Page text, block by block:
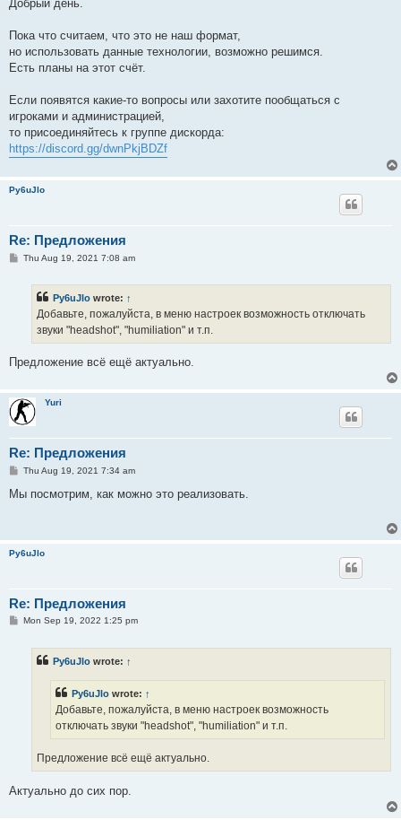
Добрый день.
Пока что считаем, что это не наш формат,
но использовать данные технологии, возможно решимся.
Есть планы на этот счёт.
Если появятся какие-то вопросы или захотите пообщаться с
игроками и администрацией,
то присоединяйтесь к группе дискорда:
https://discord.gg/dwnPkjBDZf
Py6uJlo
Re: Предложения
PThu Aug 19, 2021 7:08 am
Py6uJlo wrote: ↑
Добавьте, пожалуйста, в меню настроек возможность отключать
звуки "headshot", "humiliation" и т.п.
Предложение всё ещё актуально.
Yuri
Re: Предложения
P
s
Thu Aug 19, 2021 7:34 am
Мы посмотрим, как можно это реализовать.
Py6uJlo
Re: Предложения
PMon Sep 19, 2022 1:25 pm
Py6uJlo wrote: ↑
Py6uJlo wrote: ↑
Добавьте, пожалуйста, в меню настроек возможность
отключать звуки "headshot", "humiliation" и т.п.
Предложение всё ещё актуально.
Актуально до сих пор.